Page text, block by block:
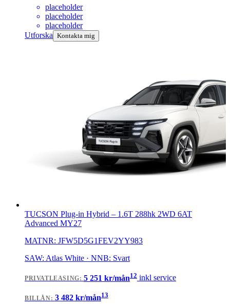
placeholder
placeholder
placeholder
Utforska Kontakta mig
TUCSON Plug-in Hybrid – 1.6T 288hk 2WD 6AT
Advanced MY27
MATNR: JFW5D5G1FEV2YY983
SAW: Atlas White · NNB: Svart
PRIVATLEASING:5 251 kr/mån12 inkl service
BILLÅN: 3 482kr/mån13